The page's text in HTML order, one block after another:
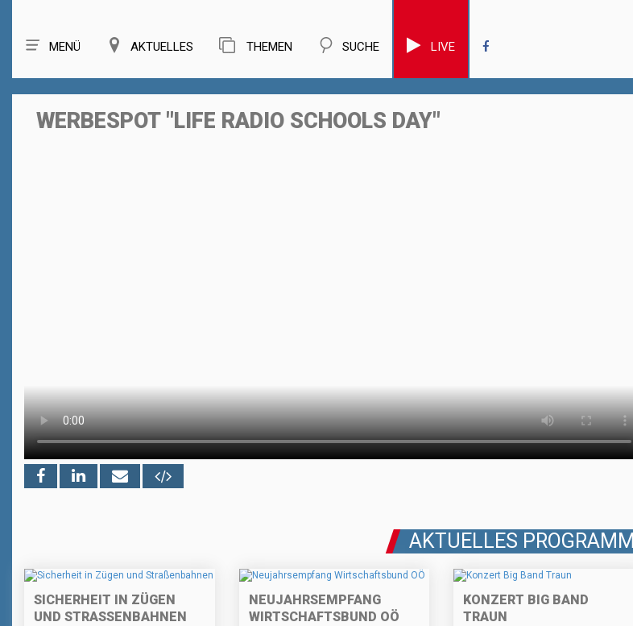
MENÜ AKTUELLES THEMEN SUCHE LIVE
WERBESPOT "LIFE RADIO SCHOOLS DAY"
AKTUELLES PROGRAMM
SICHERHEIT IN ZÜGEN
UND STRASSENBAHNEN
NEUJAHRSEMPFANG
WIRTSCHAFTSBUND OÖ
KONZERT BIG BAND
TRAUN